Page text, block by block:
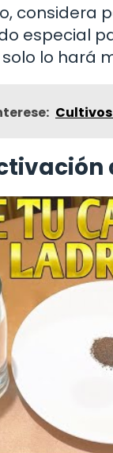
considera
especial
solo lo hará